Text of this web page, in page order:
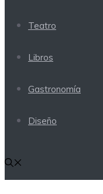
Teatro
Libros
Gastronomía
Diseño